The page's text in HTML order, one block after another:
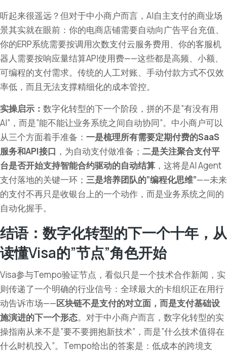
听起来很遥远？但对于中小商户而言，AI自主支付的商业场
景其实就在眼前：你的电商店铺需要自动向广告平台充值、
你的ERP系统需要按调用次数支付云服务费用、你的客服机
器人需要按响应量结算API使用费——这些都是高频、小额、
可编程的支付需求。传统的人工对账、手动付款方式不仅效
率低，而且无法支撑精细化的成本管控。
实操启示： 数字化转型的下一个阶段，拼的不是”有没有用
AI”，而是”能不能让业务系统之间自动协同”。中小商户可以
从三个方面着手准备： 一是梳理所有需要定期付费的SaaS
服务和API接口 ，为自动支付做准备； 二是关注聚合支付平
台是否开始支持智能合约驱动的自动结算 ，这将是AI Agent
支付落地的关键一环； 三是培养团队的”编程化思维”——未来
的支付不再只是收银台上的一个动作，而是业务系统之间的
自动化握手。
结语：数字化转型的下一个十年，从
读懂Visa的”节点”角色开始
Visa参与Tempo验证节点，看似只是一个技术合作新闻，实
则传递了一个明确的行业信号：全球最大的卡组织正在用行
动告诉市场——区块链不是支付的对立面，而是支付基础设
施演进的下一个形态。对于中小商户而言，数字化转型的实
操指南从来不是”要不要拥抱新技术”，而是”什么技术值得在
什么时机投入”。Tempo给出的答案是：低成本的跨境支